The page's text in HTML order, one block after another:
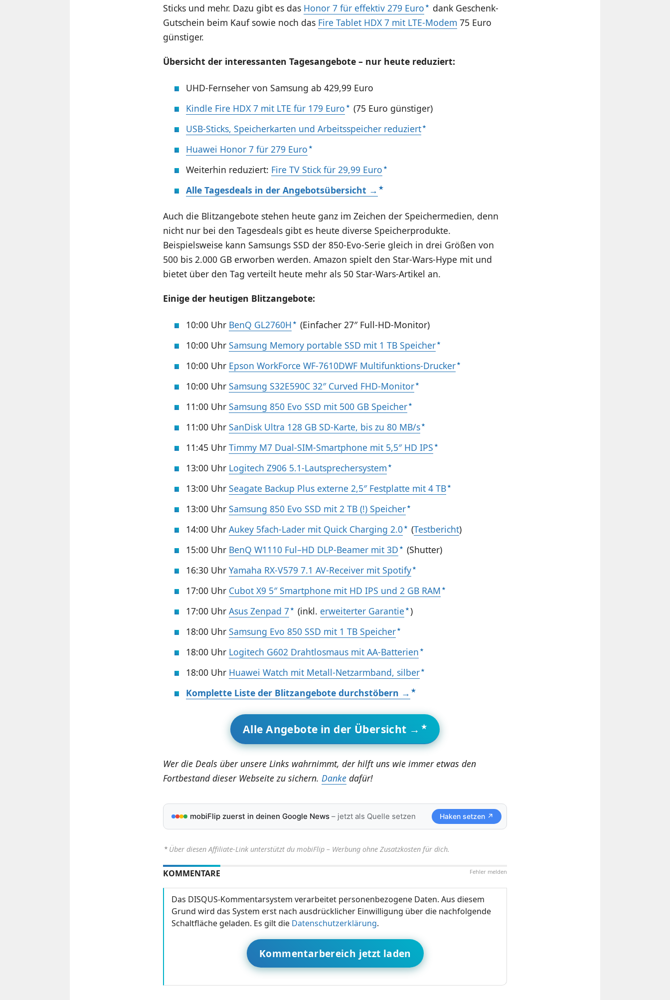
Sticks und mehr. Dazu gibt es das Honor 7 für effektiv 279 Euro
dank Geschenk-
Gutschein beim Kauf sowie noch das Fire Tablet HDX 7 mit LTE-Modem 75 Euro
günstiger.
Übersicht der interessanten Tagesangebote – nur heute reduziert:
UHD-Fernseher von Samsung ab 429,99 Euro
Kindle Fire HDX 7 mit LTE für 179 Euro
(75 Euro günstiger)
USB-Sticks, Speicherkarten und Arbeitsspeicher reduziert
Huawei Honor 7 für 279 Euro
Weiterhin reduziert: Fire TV Stick für 29,99 Euro
Alle Tagesdeals in der Angebotsübersicht →
Auch die Blitzangebote stehen heute ganz im Zeichen der Speichermedien, denn
nicht nur bei den Tagesdeals gibt es heute diverse Speicherprodukte.
Beispielsweise kann Samsungs SSD der 850-Evo-Serie gleich in drei Größen von
500 bis 2.000 GB erworben werden. Amazon spielt den Star-Wars-Hype mit und
bietet über den Tag verteilt heute mehr als 50 Star-Wars-Artikel an.
Einige der heutigen Blitzangebote:
10:00 Uhr BenQ GL2760H
(Einfacher 27″ Full-HD-Monitor)
10:00 Uhr Samsung Memory portable SSD mit 1 TB Speicher
10:00 Uhr Epson WorkForce WF-7610DWF Multifunktions-Drucker
10:00 Uhr Samsung S32E590C 32″ Curved FHD-Monitor
11:00 Uhr Samsung 850 Evo SSD mit 500 GB Speicher
11:00 Uhr SanDisk Ultra 128 GB SD-Karte, bis zu 80 MB/s
11:45 Uhr Timmy M7 Dual-SIM-Smartphone mit 5,5″ HD IPS
13:00 Uhr Logitech Z906 5.1-Lautsprechersystem
13:00 Uhr Seagate Backup Plus externe 2,5″ Festplatte mit 4 TB
13:00 Uhr Samsung 850 Evo SSD mit 2 TB (!) Speicher
14:00 Uhr Aukey 5fach-Lader mit Quick Charging 2.0 (Testbericht)
15:00 Uhr BenQ W1110 Ful–HD DLP-Beamer mit 3D
(Shutter)
16:30 Uhr Yamaha RX-V579 7.1 AV-Receiver mit Spotify
17:00 Uhr Cubot X9 5″ Smartphone mit HD IPS und 2 GB RAM
17:00 Uhr Asus Zenpad 7 (inkl. erweiterter Garantie )
18:00 Uhr Samsung Evo 850 SSD mit 1 TB Speicher
18:00 Uhr Logitech G602 Drahtlosmaus mit AA-Batterien
18:00 Uhr Huawei Watch mit Metall-Netzarmband, silber
Komplette Liste der Blitzangebote durchstöbern →
Alle Angebote in der Übersicht →
Wer die Deals über unsere Links wahrnimmt, der hilft uns wie immer etwas den
Fortbestand dieser Webseite zu sichern. Dankedafür!
mobiFlip zuerst in deinen Google News– jetzt als Quelle setzen Haken setzen ↗
⋆ Über diesen Affiliate-Link unterstützt du mobiFlip – Werbung ohne Zusatzkosten für dich.
Fehler melden
KOMMENTARE
Das DISQUS-Kommentarsystem verarbeitet personenbezogene Daten. Aus diesem
Grund wird das System erst nach ausdrücklicher Einwilligung über die nachfolgende
Schaltfläche geladen. Es gilt die Datenschutzerklärung.
Kommentarbereich jetzt laden